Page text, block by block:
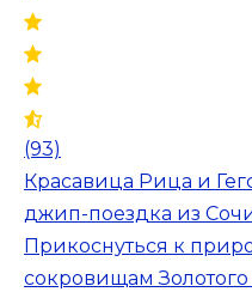
(93)
Красавица Рица и
джип-поездка из
Прикоснуться к
сокровищам